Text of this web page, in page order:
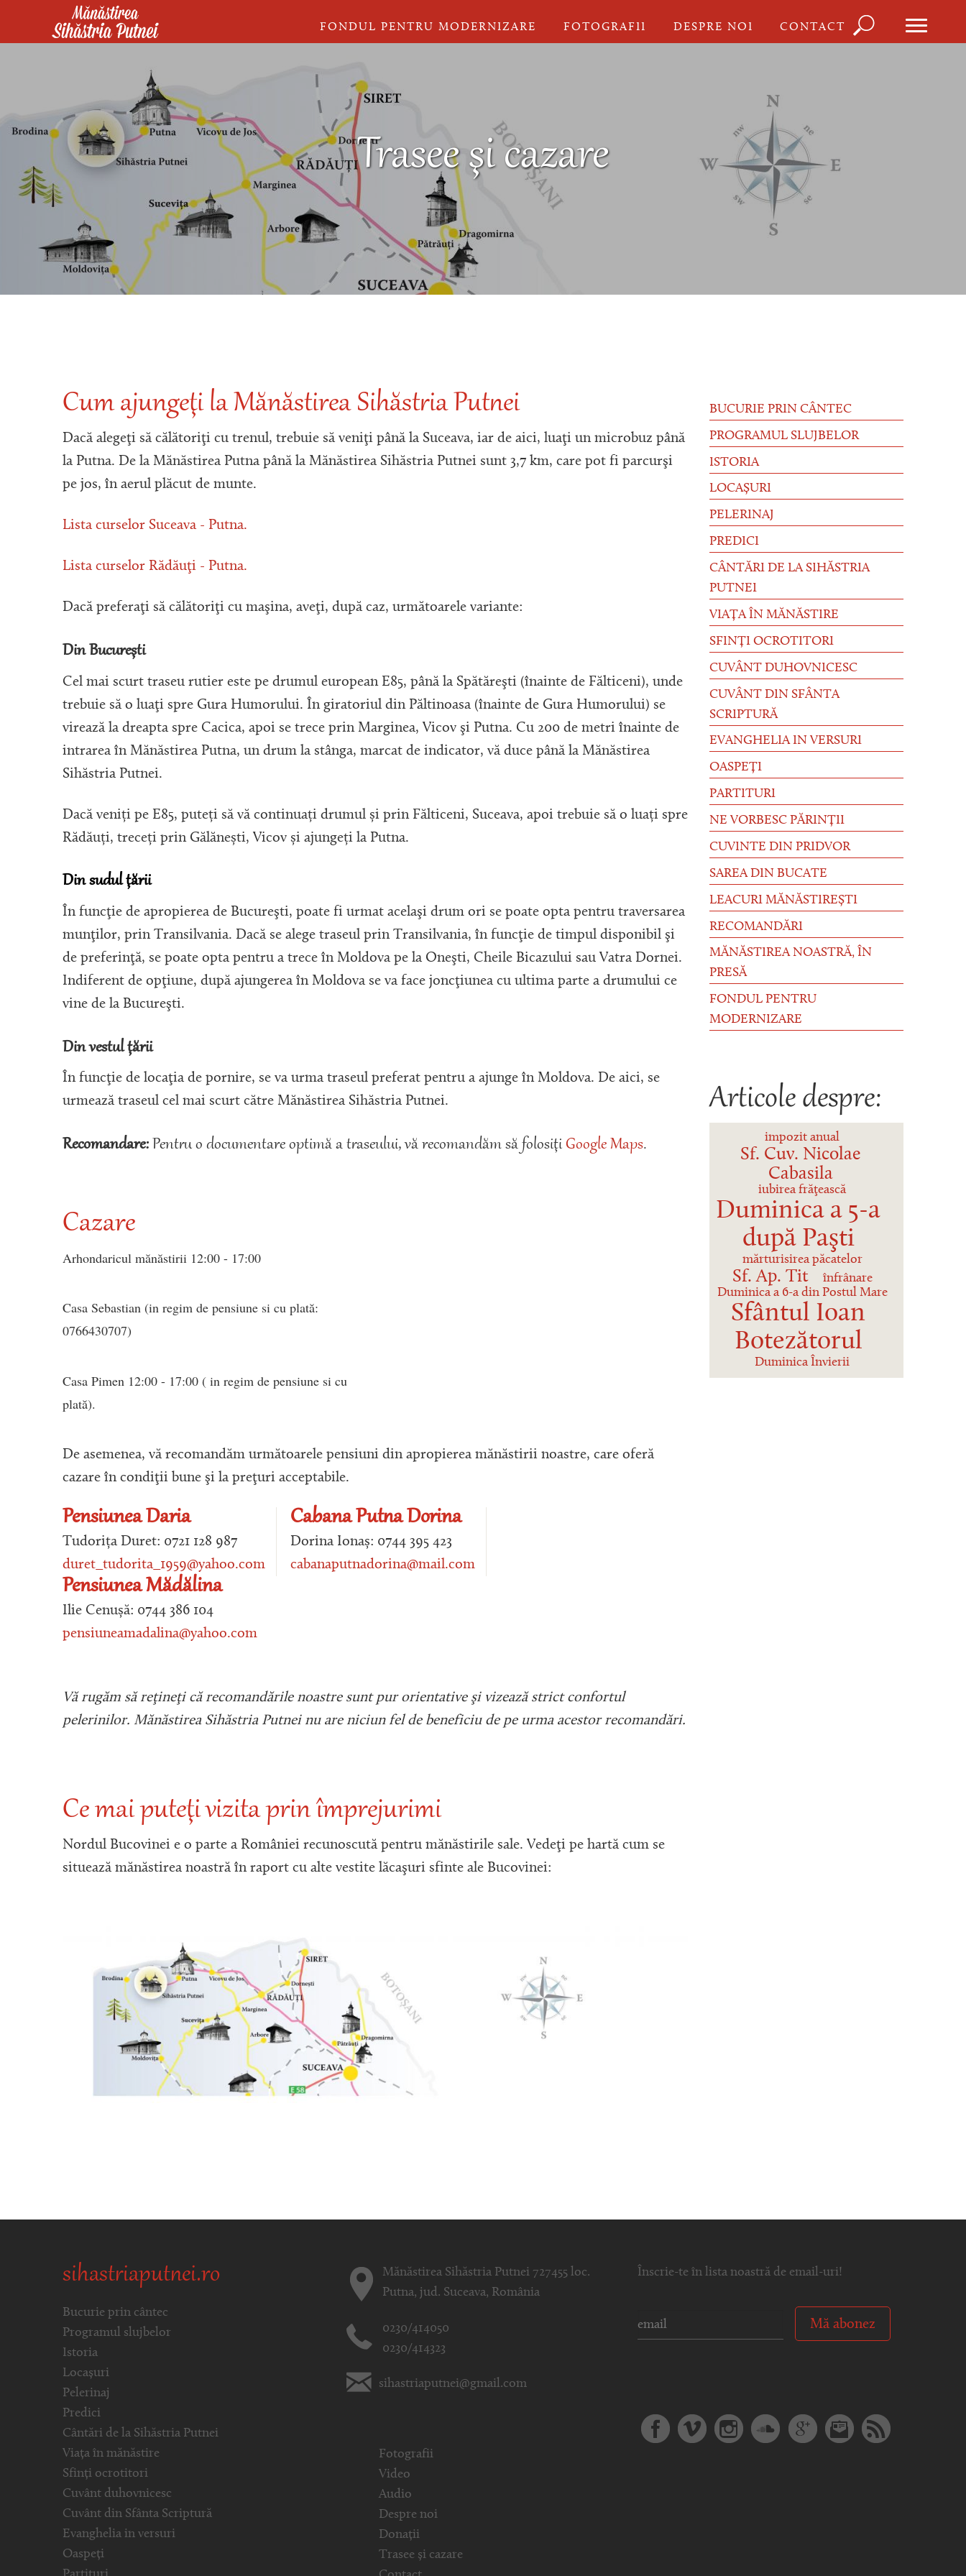
Mergi la conţinutul principal
FONDUL PENTRU MODERNIZARE FOTOGRAFII DESPRE NOI CONTACT
Trasee şi cazare
Cum ajungeţi la Mănăstirea Sihăstria Putnei
Dacă alegeţi să călătoriţi cu trenul, trebuie să veniţi până la Suceava, iar de aici, luaţi un microbuz până
la Putna. De la Mănăstirea Putna până la Mănăstirea Sihăstria Putnei sunt 3,7 km, care pot fi parcurşi
pe jos, în aerul plăcut de munte.
Lista curselor Suceava - Putna.
Lista curselor Rădăuţi - Putna.
Dacă preferaţi să călătoriţi cu maşina, aveţi, după caz, următoarele variante:
Din Bucureşti
Cel mai scurt traseu rutier este pe drumul european E85, până la Spătăreşti (înainte de Fălticeni), unde
trebuie să o luaţi spre Gura Humorului. În giratoriul din Păltinoasa (înainte de Gura Humorului) se
virează la dreapta spre Cacica, apoi se trece prin Marginea, Vicov şi Putna. Cu 200 de metri înainte de
intrarea în Mănăstirea Putna, un drum la stânga, marcat de indicator, vă duce până la Mănăstirea
Sihăstria Putnei.
Dacă veniți pe E85, puteți să vă continuați drumul și prin Fălticeni, Suceava, apoi trebuie să o luați spre
Rădăuți, treceți prin Gălănești, Vicov și ajungeți la Putna.
Din sudul ţării
În funcţie de apropierea de Bucureşti, poate fi urmat acelaşi drum ori se poate opta pentru traversarea
munţilor, prin Transilvania. Dacă se alege traseul prin Transilvania, în funcţie de timpul disponibil şi
de preferinţă, se poate opta pentru a trece în Moldova pe la Oneşti, Cheile Bicazului sau Vatra Dornei.
Indiferent de opţiune, după ajungerea în Moldova se va face joncţiunea cu ultima parte a drumului ce
vine de la Bucureşti.
Din vestul ţării
În funcţie de locaţia de pornire, se va urma traseul preferat pentru a ajunge în Moldova. De aici, se
urmează traseul cel mai scurt către Mănăstirea Sihăstria Putnei.
Recomandare:Pentru o documentare optimă a traseului, vă recomandăm să folosiţiGoogle Maps.
Cazare
Arhondaricul mănăstirii 12:00 - 17:00
Casa Sebastian (in regim de pensiune si cu plată:
0766430707)
Casa Pimen 12:00 - 17:00 ( in regim de pensiune si cu
plată).
De asemenea, vă recomandăm următoarele pensiuni din apropierea mănăstirii noastre, care oferă
cazare în condiţii bune şi la preţuri acceptabile.
Pensiunea Daria
Tudorița Duret: 0721 128 987
duret_tudorita_1959@yahoo.com
Cabana Putna Dorina
Dorina Ionaș: 0744 395 423
cabanaputnadorina@mail.com
Pensiunea Mădălina
Ilie Cenușă: 0744 386 104
pensiuneamadalina@yahoo.com
Vă rugăm să reţineţi că recomandările noastre sunt pur orientative şi vizează strict confortul
pelerinilor. Mănăstirea Sihăstria Putnei nu are niciun fel de beneficiu de pe urma acestor recomandări.
Ce mai puteţi vizita prin împrejurimi
Nordul Bucovinei e o parte a României recunoscută pentru mănăstirile sale. Vedeţi pe hartă cum se
situează mănăstirea noastră în raport cu alte vestite lăcaşuri sfinte ale Bucovinei:
BUCURIE PRIN CÂNTEC
PROGRAMUL SLUJBELOR
ISTORIA
LOCAȘURI
PELERINAJ
PREDICI
CÂNTĂRI DE LA SIHĂSTRIA
PUTNEI
VIAȚA ÎN MĂNĂSTIRE
SFINȚI OCROTITORI
CUVÂNT DUHOVNICESC
CUVÂNT DIN SFÂNTA
SCRIPTURĂ
EVANGHELIA IN VERSURI
OASPEȚI
PARTITURI
NE VORBESC PĂRINȚII
CUVINTE DIN PRIDVOR
SAREA DIN BUCATE
LEACURI MĂNĂSTIREȘTI
RECOMANDĂRI
MĂNĂSTIREA NOASTRĂ, ÎN
PRESĂ
FONDUL PENTRU
MODERNIZARE
Articole despre:
impozit anual
Sf. Cuv. Nicolae
Cabasila
iubirea frăţească
Duminica a 5-a
după Paşti
mărturisirea păcatelor
Sf. Ap. Tit
înfrânare
Duminica a 6-a din Postul Mare
Sfântul Ioan
Botezătorul
Duminica Învierii
sihastriaputnei.ro
Bucurie prin cântec
Programul slujbelor
Istoria
Locașuri
Pelerinaj
Predici
Cântări de la Sihăstria Putnei
Viața în mănăstire
Sfinți ocrotitori
Cuvânt duhovnicesc
Cuvânt din Sfânta Scriptură
Evanghelia in versuri
Oaspeți
Mănăstirea Sihăstria Putnei 727455 loc.
Putna, jud. Suceava, România
0230/414050
0230/414323
sihastriaputnei@gmail.com
Fotografii
Video
Audio
Despre noi
Donații
Trasee și cazare
Înscrie-te în lista noastră de email-uri!
Mă abonez